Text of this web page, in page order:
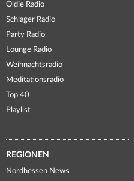
Oldie Radio
Schlager Radio
Party Radio
Lounge Radio
Weihnachtsradio
Meditationsradio
Top 40
Playlist
REGIONEN
Nordhessen News